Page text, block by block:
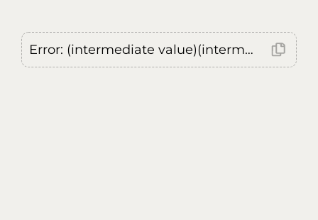
Error: (intermediate value)(intermediate value)(intermediate value).replaceAll is not a function